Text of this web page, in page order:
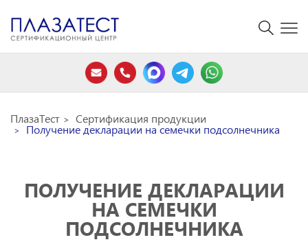
ПлазаТест Сертификация продукции
Получение декларации на семечки подсолнечника
ПОЛУЧЕНИЕ ДЕКЛАРАЦИИ
НА СЕМЕЧКИ
ПОДСОЛНЕЧНИКА